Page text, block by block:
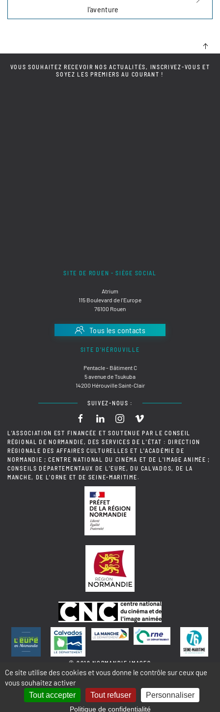
l’aventure
VOUS SOUHAITEZ RECEVOIR NOS ACTUALITÉS, INSCRIVEZ-VOUS ET
SOYEZ LES PREMIERS AU COURANT !
SITE DE ROUEN - SIÈGE SOCIAL
Atrium
115 Boulevard de l'Europe
76100 Rouen
Tous les contacts
SITE D'HÉROUVILLE
Pentacle - Bâtiment C
5 avenue de Tsukuba
14200 Hérouville Saint-Clair
SUIVEZ-NOUS :
L'ASSOCIATION EST FINANCÉE ET SOUTENUE PAR LE CONSEIL
RÉGIONAL DE NORMANDIE, DES SERVICES DE L'ÉTAT : DIRECTION
RÉGIONALE DES AFFAIRES CULTURELLES ET L'ACADÉMIE DE
NORMANDIE ; CENTRE NATIONAL DU CINÉMA ET DE L'IMAGE ANIMÉE ;
CONSEILS DÉPARTEMENTAUX DE L'EURE, DU CALVADOS, DE LA
MANCHE, DE L'ORNE ET DE SEINE-MARITIME.
© 2018 NORMANDIE IMAGES
MENTIONS LÉGALES - COOKIES & STATISTIQUES PLAN DU SITE
Ce site utilise des cookies et vous donne le contrôle sur ceux que
vous souhaitez activer
Tout accepter Tout refuser Personnaliser
Politique de confidentialité